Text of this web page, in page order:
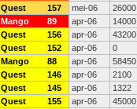
Quest 157 mei-06 26000
Mango 89 apr-06 14000
Quest 156 apr-06 43200
Quest 152 apr-06 0
Mango 88 apr-06 58450
Quest 146 apr-06 2100
Quest 145 apr-06 1322
Quest 155 apr-06 45000